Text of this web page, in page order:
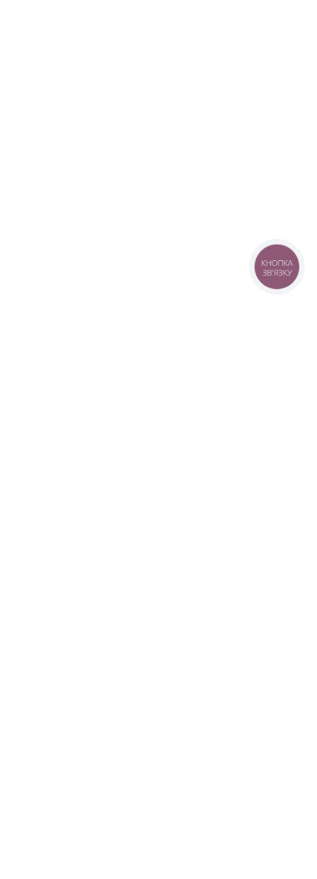
КНОПКА
ЗВ'ЯЗКУ